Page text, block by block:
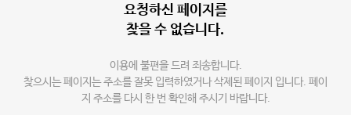
요청하신 페이지를
찾을 수 없습니다.
이용에 불편을 드려 죄송합니다.
찾으시는 페이지는 주소를 잘못 입력하였거나 삭제된 페이지 입니다. 페이
지 주소를 다시 한 번 확인해 주시기 바랍니다.